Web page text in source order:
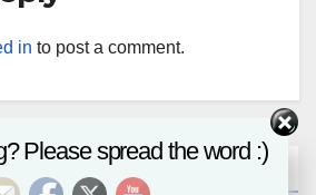
in to post a comment.
Please spread the word :)